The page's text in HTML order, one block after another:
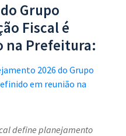
Grupo
Fiscal é
na Prefeitura:
define planejamento